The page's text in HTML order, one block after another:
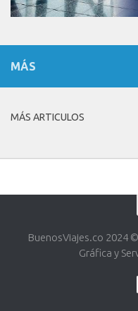
MÁS
MÁS ARTICULOS
BuenosViajes.co 2024
Gráfica y